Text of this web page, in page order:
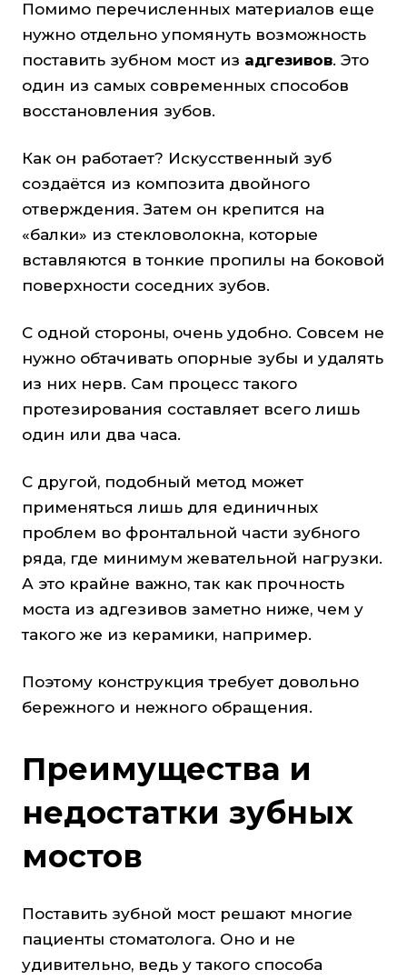
Помимо перечисленных материалов еще
нужно отдельно упомянуть возможность
поставить зубном мост из адгезивов. Это
один из самых современных способов
восстановления зубов.
Как он работает? Искусственный зуб
создаётся из композита двойного
отверждения. Затем он крепится на
«балки» из стекловолокна, которые
вставляются в тонкие пропилы на боковой
поверхности соседних зубов.
С одной стороны, очень удобно. Совсем не
нужно обтачивать опорные зубы и удалять
из них нерв. Сам процесс такого
протезирования составляет всего лишь
один или два часа.
С другой, подобный метод может
применяться лишь для единичных
проблем во фронтальной части зубного
ряда, где минимум жевательной нагрузки.
А это крайне важно, так как прочность
моста из адгезивов заметно ниже, чем у
такого же из керамики, например.
Поэтому конструкция требует довольно
бережного и нежного обращения.
Преимущества и
недостатки зубных
мостов
Поставить зубной мост решают многие
пациенты стоматолога. Оно и не
удивительно, ведь у такого способа